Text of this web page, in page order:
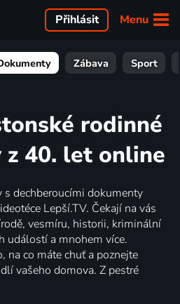
Menu
Přihlásit
Zábava Sport
rodinné
40. let online
s dechberoucími dokumenty
Lepší.TV. Čekají na vás
vesmíru, historii, kriminální
událostí a mnohem více.
na co máte chuť a poznejte
vašeho domova. Z pestré